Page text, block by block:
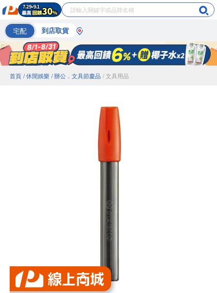
宅配 到店取貨
首頁 / 休閒娛樂 / 辦公．文具節慶品 / 文具用品